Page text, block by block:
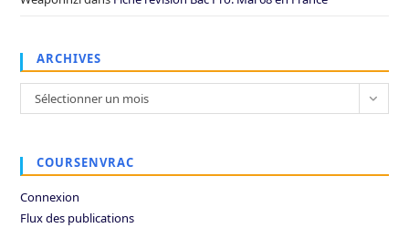
ARCHIVES
Archives
Sélectionner un mois
COURSENVRAC
Connexion
Flux des publications